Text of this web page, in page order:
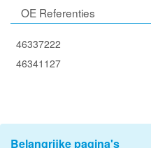
OE Referenties
46337222
46341127
Belangrijke pagina's